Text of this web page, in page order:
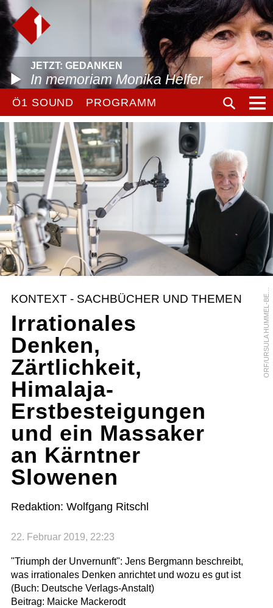
JETZT: GEDANKEN
In memoriam Monika Helfer
Ö1 SOUND PROGRAMM
O
R
F
/
U
R
S
U
L
A
H
U
M
M
E
L
-
B
E
R
G
E
R
KONTEXT - SACHBÜCHER UND THEMEN
Irrationales
Denken,
Zärtlichkeit,
Himalaja-
Erstbesteigungen
und ein Massaker
an Kärntner
Slowenen
Redaktion: Wolfgang Ritschl
22. Februar 2019, 22:23
"Triumph der Unvernunft": Jens Bergmann beschreibt,
was irrationales Denken anrichtet und wozu es gut ist
(Buch: Deutsche Verlags-Anstalt)
Beitrag: Maicke Mackerodt